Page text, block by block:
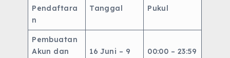
Pendaftara
n
Tanggal Pukul
Pembuatan
Akun dan
16 Juni – 9
00:00 – 23:59